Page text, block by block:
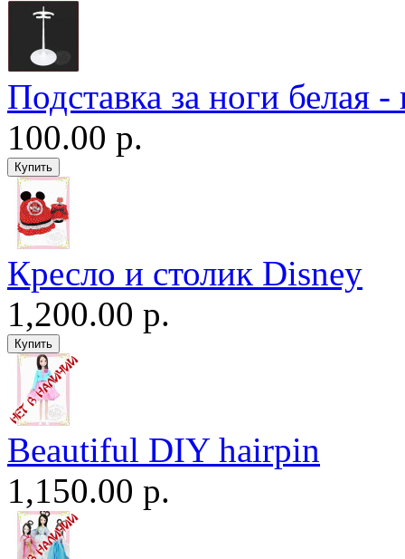
Подставка за ноги белая
100.00 р.
Кресло и столик Disney
1,200.00 р.
Beautiful DIY hairpin
1,150.00 р.